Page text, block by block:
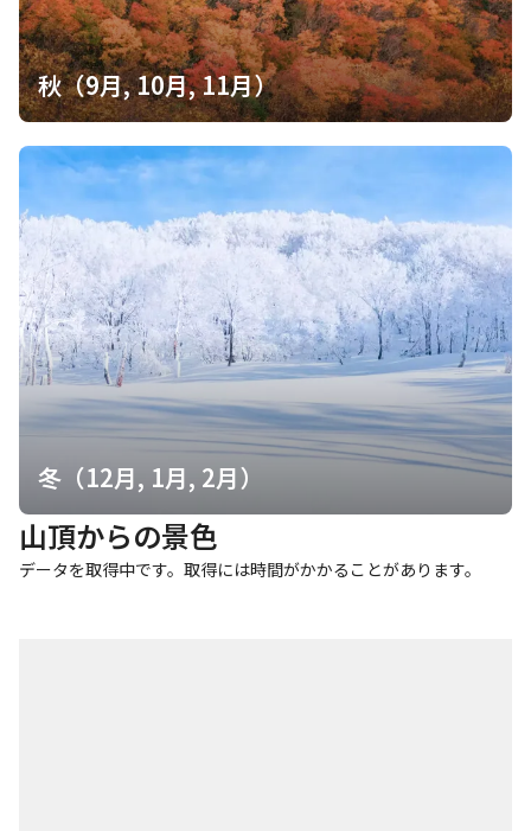
秋（9月, 10月, 11月）
冬（12月, 1月, 2月）
山頂からの景色
データを取得中です。取得には時間がかかることがあります。